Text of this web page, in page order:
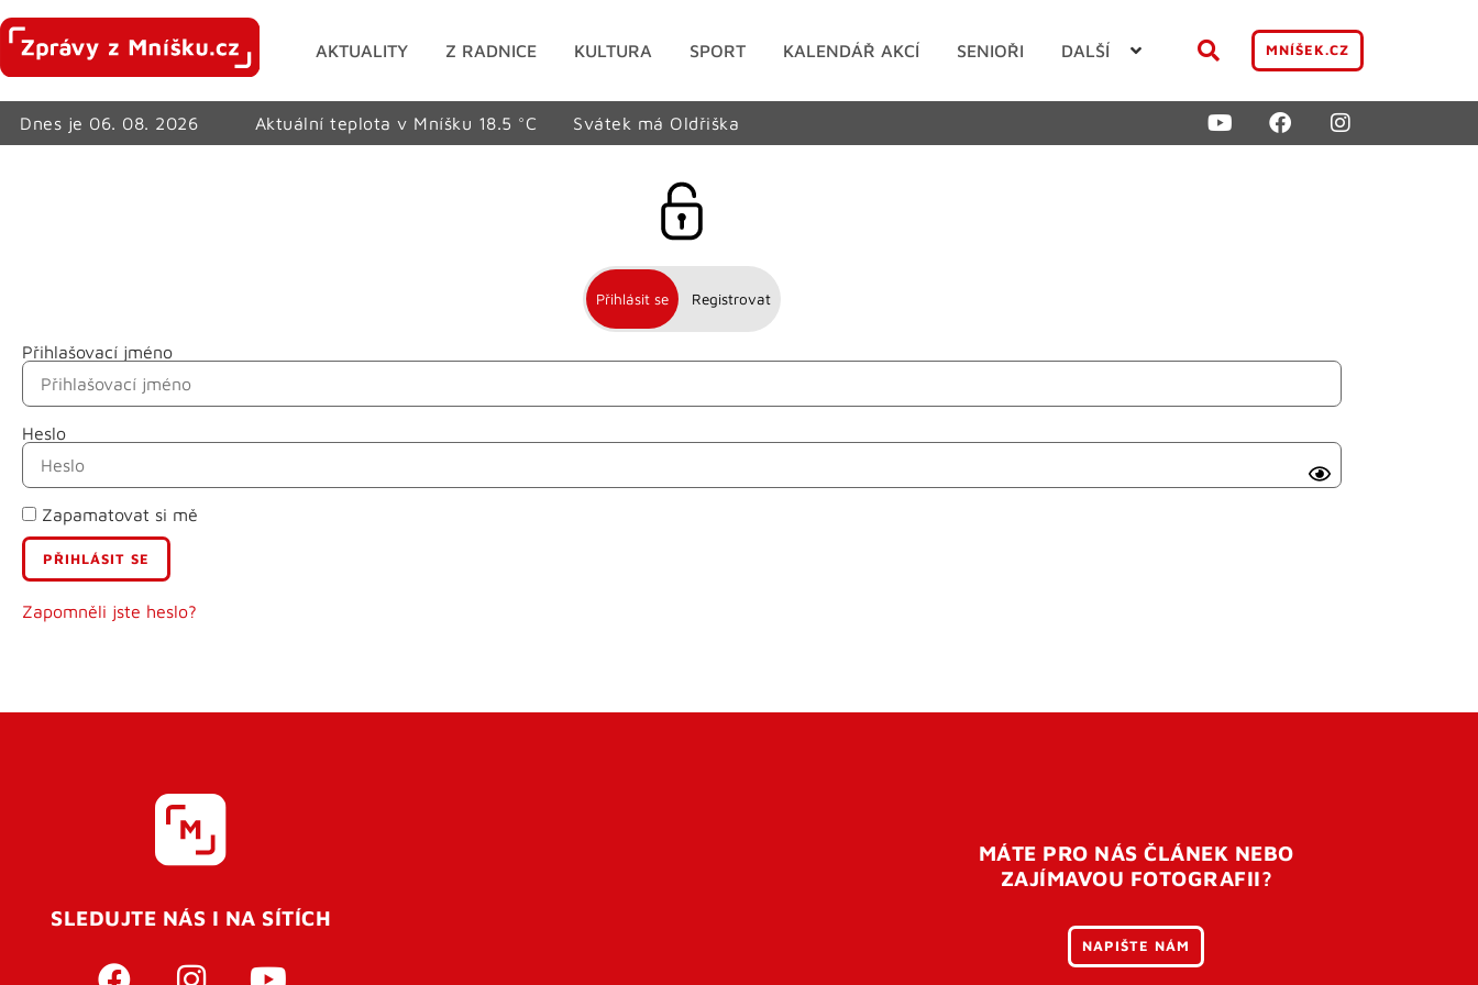
AKTUALITY Z RADNICE KULTURA SPORT KALENDÁŘ AKCÍ SENIOŘI DALŠÍ MNÍŠEK.CZ
Dnes je 06. 08. 2026 Aktuální teplota v Mníšku 18.5 °C Svátek má Oldřiška
Přihlásit se Registrovat
Přihlašovací jméno
Heslo
Zapamatovat si mě
Zapomněli jste heslo?
Jméno
Příjmení
E-mail
Uživatelské jméno
SLEDUJTE NÁS I NA SÍTÍCH
MÁTE PRO NÁS ČLÁNEK NEBO
ZAJÍMAVOU FOTOGRAFII?
NAPIŠTE NÁM